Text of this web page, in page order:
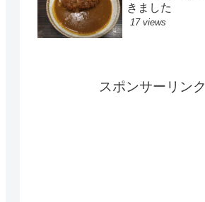
きました
17 views
スポンサーリンク